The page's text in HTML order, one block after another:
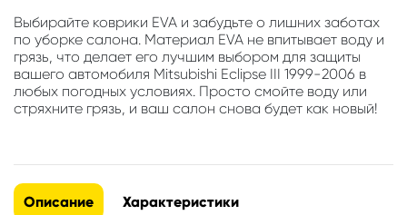
Выбирайте коврики EVA и забудьте о лишних заботах
по уборке салона. Материал EVA не впитывает воду и
грязь, что делает его лучшим выбором для защиты
вашего автомобиля Mitsubishi Eclipse III 1999-2006 в
любых погодных условиях. Просто смойте воду или
стряхните грязь, и ваш салон снова будет как новый!
Описание Характеристики